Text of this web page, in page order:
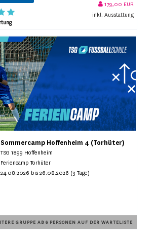
179,00 EUR
inkl. Ausstattung
Sommercamp Hoffenheim 4 (Torhüter)
TSG 1899 Hoffenheim
Feriencamp Torhüter
24.08.2026 bis 26.08.2026 (3 Tage)
GRUPPE AB 6 PERSONEN AUF DER WARTELISTE